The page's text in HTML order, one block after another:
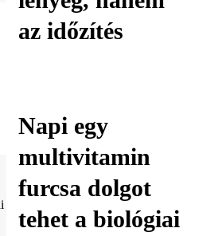
az időzítés
Napi egy
multivitamin
furcsa dolgot
tehet a biológiai